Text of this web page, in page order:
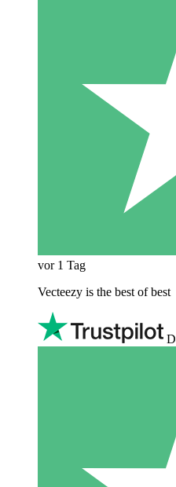
vor 1 Tag
Vecteezy is the best of best